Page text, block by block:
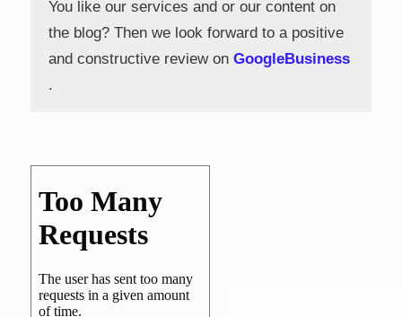
You like our services and or our content on
the blog? Then we look forward to a positive
and constructive review on GoogleBusiness
.